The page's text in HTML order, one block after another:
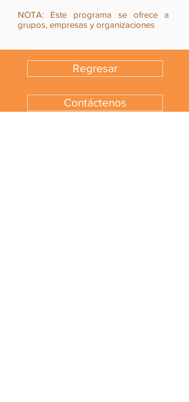
NOTA: Este programa se ofrece a
grupos, empresas y organizaciones
Regresar
Contáctenos